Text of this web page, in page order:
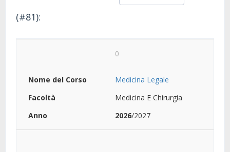
(#81):
0
Medicina Legale
Medicina E Chirurgia
2026/2027